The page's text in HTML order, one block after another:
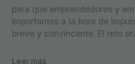
para que emprendedores y
importantes a la hora de
breve y convincente. El reto
Leer más